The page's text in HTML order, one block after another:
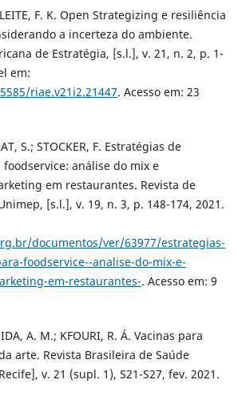
LEITE, F. K. Open Strategizing e resiliência
a incerteza do ambiente.
de Estratégia, [s.l.], v. 21, n. 2, p. 1-
em:
riae.v21i2.21447. Acesso em: 23
S.; STOCKER, F. Estratégias de
análise do mix e
em restaurantes. Revista de
[s.l.], v. 19, n. 3, p. 148-174, 2021.
documentos/ver/63977/estrategias-
foodservice--analise-do-mix-e-
em-restaurantes-. Acesso em: 9
A. M.; KFOURI, R. Á. Vacinas para
arte. Revista Brasileira de Saúde
v. 21 (supl. 1), S21-S27, fev. 2021.